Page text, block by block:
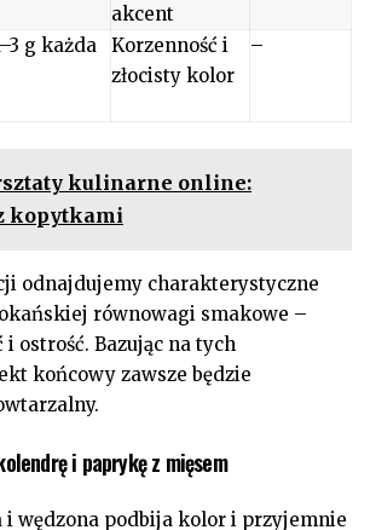
akcent
g każda
Korzenność i
złocisty kolor
–
kulinarne online:
kopytkami
odnajdujemy charakterystyczne
równowagi smakowe –
i ostrość. Bazując na tych
końcowy zawsze będzie
i paprykę z mięsem
i wędzona podbija kolor i przyjemnie